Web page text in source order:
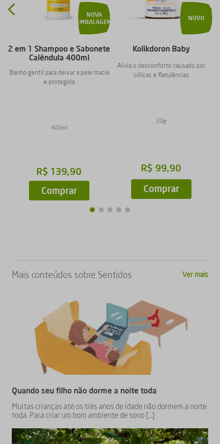
NOVA
EMBALAGEM
2 em 1 Shampoo e Sabonete
Calêndula 400ml
Banho gentil para deixar a pele macia
e protegida
400ml
R$ 139,90
Comprar
NOVO
Kolikdoron Baby
Alivia o desconforto causado por
cólicas e flatulências
20g
R$ 99,90
Comprar
Mais conteúdos sobre Sentidos Ver mais
Quando seu filho não dorme a noite toda
Muitas crianças até os três anos de idade não dormem a noite
toda. Para criar um bom ambiente de sono […]